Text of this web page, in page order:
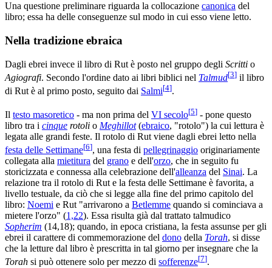
Una questione preliminare riguarda la collocazione canonica del
libro; essa ha delle conseguenze sul modo in cui esso viene letto.
Nella tradizione ebraica
Dagli ebrei invece il libro di Rut è posto nel gruppo degli Scritti o
Agiografi. Secondo l'ordine dato ai libri biblici nel Talmud[3] il libro
di Rut è al primo posto, seguito dai Salmi[4].
Il testo masoretico - ma non prima del VI secolo[5] - pone questo
libro tra i cinque rotoli o Meghillot(ebraico, "rotolo") la cui lettura è
legata alle grandi feste. Il rotolo di Rut viene dagli ebrei letto nella
festa delle Settimane[6], una festa di pellegrinaggio originariamente
collegata alla mietitura del grano e dell'orzo, che in seguito fu
storicizzata e connessa alla celebrazione dell'alleanza del Sinai. La
relazione tra il rotolo di Rut e la festa delle Settimane è favorita, a
livello testuale, da ciò che si legge alla fine del primo capitolo del
libro: Noemi e Rut "arrivarono a Betlemme quando si cominciava a
mietere l'orzo" (1,22). Essa risulta già dal trattato talmudico
Sopherim (14,18); quando, in epoca cristiana, la festa assunse per gli
ebrei il carattere di commemorazione del dono della Torah, si disse
che la letture dal libro è prescritta in tal giorno per insegnare che la
Torah si può ottenere solo per mezzo di sofferenze[7].